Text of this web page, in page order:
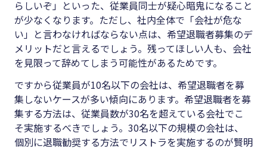
らしいぞ」といった、従業員同士が疑心暗鬼になること
が少なくなります。ただし、社内全体で「会社が危な
い」と言わなければならない点は、希望退職者募集のデ
メリットだと言えるでしょう。残ってほしい人も、会社
を見限って辞めてしまう可能性があるためです。
ですから従業員が10名以下の会社は、希望退職者を募
集しないケースが多い傾向にあります。希望退職者を募
集する方法は、従業員数が30名を超えている会社でこ
そ実施するべきでしょう。 30名以下の規模の会社は、
個別に退職勧奨する方法でリストラを実施するのが賢明